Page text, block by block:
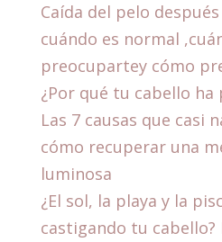
Caída del pelo
cuándo es normal
preocupartey cómo
¿Por qué tu cabello
Las 7 causas que casi
cómo recuperar una
luminosa
¿El sol, la playa y la
castigando tu cabello?